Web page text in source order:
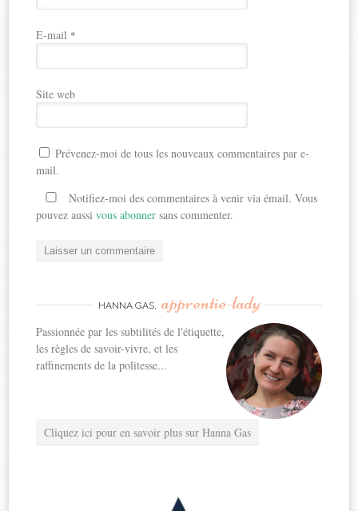
E-mail *
Site web
Prévenez-moi de tous les nouveaux commentaires par e-
mail.
Notifiez-moi des commentaires à venir via émail. Vous
pouvez aussivous abonner sans commenter.
HANNA GAS, apprentie-lady
Passionnée par les subtilités de l'étiquette,
les règles de savoir-vivre, et les
raffinements de la politesse...
Cliquez ici pour en savoir plus sur Hanna Gas